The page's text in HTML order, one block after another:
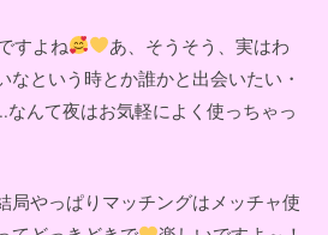
すよね
あ、そうそう、実はわ
なという時とか誰かと出会いたい・
んて夜はお気軽によく使っちゃっ
局やっぱりマッチングはメッチャ使